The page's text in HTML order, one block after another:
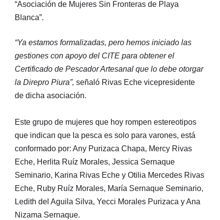
“Asociación de Mujeres Sin Fronteras de Playa
Blanca”.
“Ya estamos formalizadas, pero hemos iniciado las
gestiones con apoyo del CITE para obtener el
Certificado de Pescador Artesanal que lo debe otorgar
la Direpro Piura”, señaló Rivas Eche vicepresidente
de dicha asociación.
Este grupo de mujeres que hoy rompen estereotipos
que indican que la pesca es solo para varones, está
conformado por: Any Purizaca Chapa, Mercy Rivas
Eche, Herlita Ruíz Morales, Jessica Sernaque
Seminario, Karina Rivas Eche y Otilia Mercedes Rivas
Eche, Ruby Ruíz Morales, María Sernaque Seminario,
Ledith del Aguila Silva, Yecci Morales Purizaca y Ana
Nizama Sernaque.